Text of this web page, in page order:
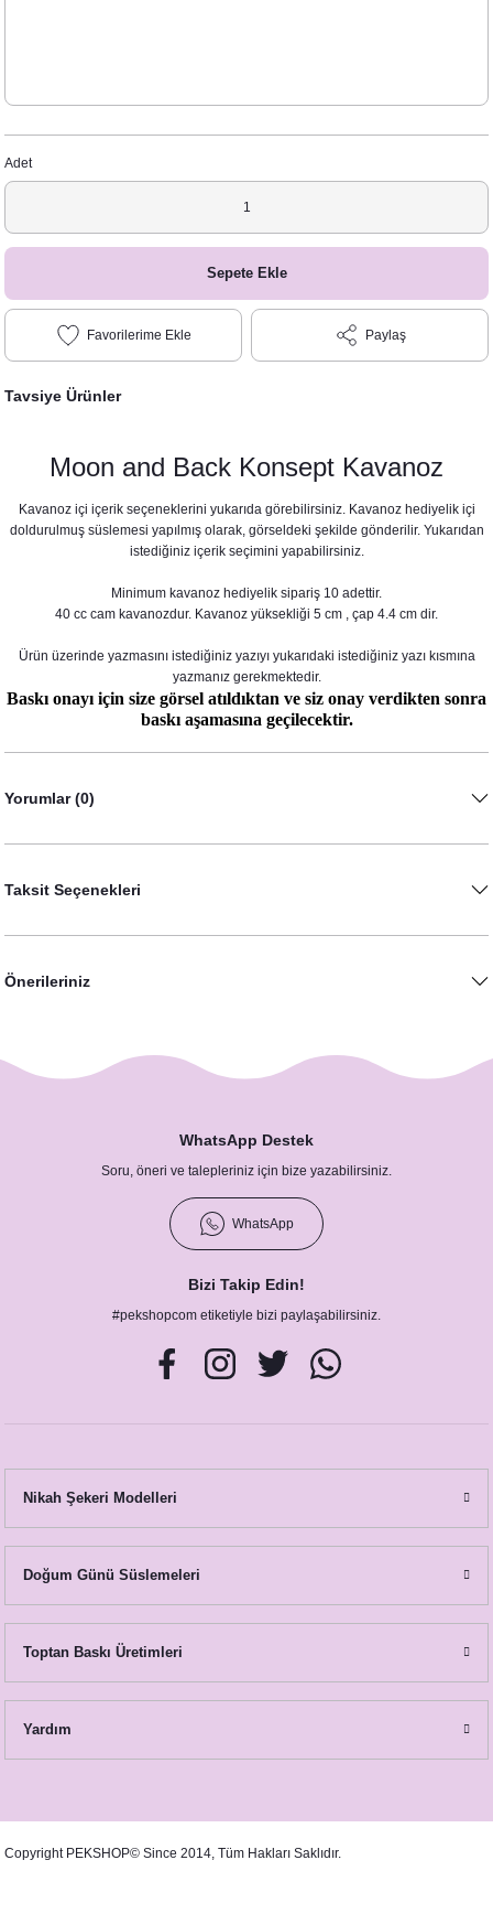
Adet
Sepete Ekle
Paylaş
Tavsiye Ürünler
Galaksi Konsept Doğum Hediyesi Bardak Mum
3.600,00 TL
60,00 TL
Galaksi Konsept Sargılı Bebek Çikolatası
15,00 TL
27,00 TL
Moon and Back Konsept Kavanoz
Kavanoz içi içerik seçeneklerini yukarıda görebilirsiniz. Kavanoz hediyelik içi
doldurulmuş süslemesi yapılmış olarak, görseldeki şekilde gönderilir. Yukarıdan
istediğiniz içerik seçimini yapabilirsiniz.
Minimum kavanoz hediyelik sipariş 10 adettir.
40 cc cam kavanozdur. Kavanoz yüksekliği 5 cm , çap 4.4 cm dir.
Ürün üzerinde yazmasını istediğiniz yazıyı yukarıdaki istediğiniz yazı kısmına
yazmanız gerekmektedir.
Baskı onayı için size görsel atıldıktan ve siz onay verdikten sonra
baskı aşamasına geçilecektir.
Yorumlar (0)
Taksit Seçenekleri
Önerileriniz
WhatsApp Destek
Soru, öneri ve talepleriniz için bize yazabilirsiniz.
WhatsApp
Bizi Takip Edin!
#pekshopcom etiketiyle bizi paylaşabilirsiniz.
Nikah Şekeri Modelleri
Doğum Günü Süslemeleri
Toptan Baskı Üretimleri
Yardım
Copyright PEKSHOP© Since 2014, Tüm Hakları Saklıdır.